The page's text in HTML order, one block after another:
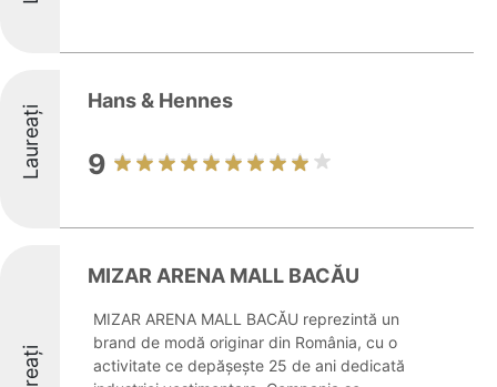
Laureați
Hans & Hennes
9
MIZAR ARENA MALL BACĂU
MIZAR ARENA MALL BACĂU reprezintă un
brand de modă originar din România, cu o
activitate ce depășește 25 de ani dedicată